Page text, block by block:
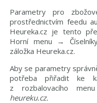
Parametry pro
prostřednictvím feedu
Heureka.cz je tento
Horní menu →
záložka Heureka.cz.
Aby se parametry
potřeba přiřadit ke
z rozbalovacího
heureku.cz.